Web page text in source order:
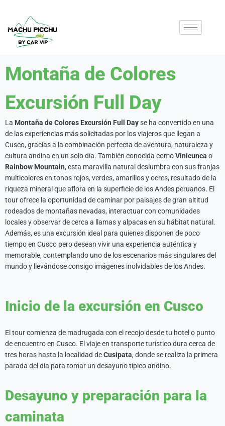
Montaña de Colores
Excursión Full Day
La Montaña de Colores Excursión Full Dayse ha convertido en una
de las experiencias más solicitadas por los viajeros que llegan a
Cusco, gracias a la combinación perfecta de aventura, naturaleza y
cultura andina en un solo día. También conocida comoVinicunca o
Rainbow Mountain, esta maravilla natural deslumbra con sus franjas
multicolores en tonos rojos, verdes, amarillos y ocres, resultado de la
riqueza mineral que aflora en la superficie de los Andes peruanos. El
tour ofrece la oportunidad de caminar por paisajes de gran altitud
rodeados de montañas nevadas, interactuar con comunidades
locales y observar de cerca a llamas y alpacas en su hábitat natural.
Además, es una excursión ideal para quienes disponen de poco
tiempo en Cusco pero desean vivir una experiencia auténtica y
memorable, contemplando uno de los escenarios más singulares del
mundo y llevándose consigo imágenes inolvidables de los Andes.
Inicio de la excursión en Cusco
El tour comienza de madrugada con el recojo desde tu hotel o punto
de encuentro en Cusco. El viaje en transporte turístico dura cerca de
tres horas hasta la localidad deCusipata, donde se realiza la primera
parada del día para tomar un desayuno típico andino.
Desayuno y preparación para la
caminata